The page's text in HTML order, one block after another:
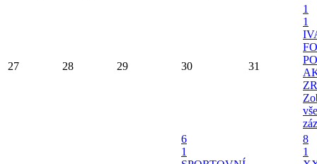
27 28 29 30 31
1
1
6
1
8
1